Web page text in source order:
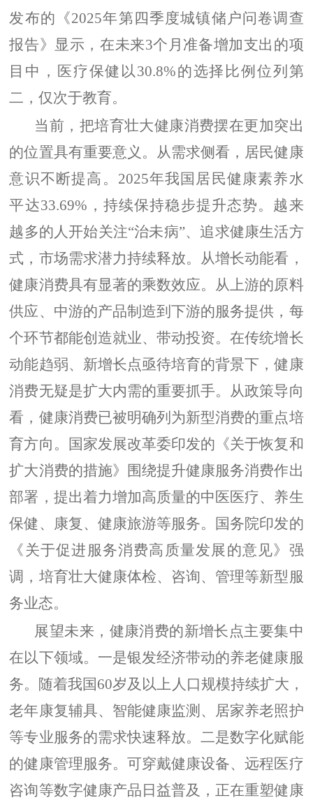
发布的《2025年第四季度城镇储户问卷调查
报告》显示，在未来3个月准备增加支出的项
目中，医疗保健以30.8%的选择比例位列第
二，仅次于教育。
当前，把培育壮大健康消费摆在更加突出
的位置具有重要意义。从需求侧看，居民健康
意识不断提高。2025年我国居民健康素养水
平达33.69%，持续保持稳步提升态势。越来
越多的人开始关注“治未病”、追求健康生活方
式，市场需求潜力持续释放。从增长动能看，
健康消费具有显著的乘数效应。从上游的原料
供应、中游的产品制造到下游的服务提供，每
个环节都能创造就业、带动投资。在传统增长
动能趋弱、新增长点亟待培育的背景下，健康
消费无疑是扩大内需的重要抓手。从政策导向
看，健康消费已被明确列为新型消费的重点培
育方向。国家发展改革委印发的《关于恢复和
扩大消费的措施》围绕提升健康服务消费作出
部署，提出着力增加高质量的中医医疗、养生
保健、康复、健康旅游等服务。国务院印发的
《关于促进服务消费高质量发展的意见》强
调，培育壮大健康体检、咨询、管理等新型服
务业态。
展望未来，健康消费的新增长点主要集中
在以下领域。一是银发经济带动的养老健康服
务。随着我国60岁及以上人口规模持续扩大，
老年康复辅具、智能健康监测、居家养老照护
等专业服务的需求快速释放。二是数字化赋能
的健康管理服务。可穿戴健康设备、远程医疗
咨询等数字健康产品日益普及，正在重塑健康